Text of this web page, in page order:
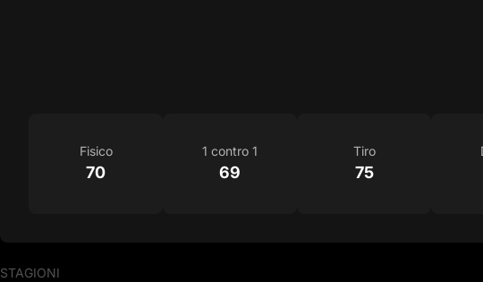
Fisico
70
1 contro 1
69
Tiro
75
STAGIONI